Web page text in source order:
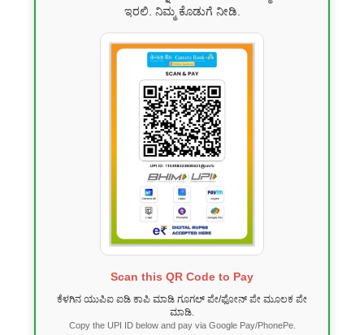
ಇರಲಿ. ನಿಮ್ಮ ಕೊಡುಗೆ ನೀಡಿ.
Scan this QR Code to Pay
ಕೆಳಗಿನ ಯುಪಿಐ ಐಡಿ ಕಾಪಿ ಮಾಡಿ ಗೂಗಲ್ ಪೇ/ಫೋನ್ ಪೇ ಮೂಲಕ ಪೇ
ಮಾಡಿ.
Copy the UPI ID below and pay via Google Pay/PhonePe.